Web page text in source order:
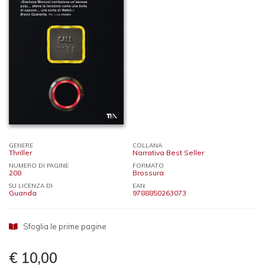
GENERE
Thriller
COLLANA
Narrativa Best Seller
NUMERO DI PAGINE
208
FORMATO
Brossura
SU LICENZA DI
Guanda
EAN
9788850263073
Sfoglia le prime pagine
€ 10,00